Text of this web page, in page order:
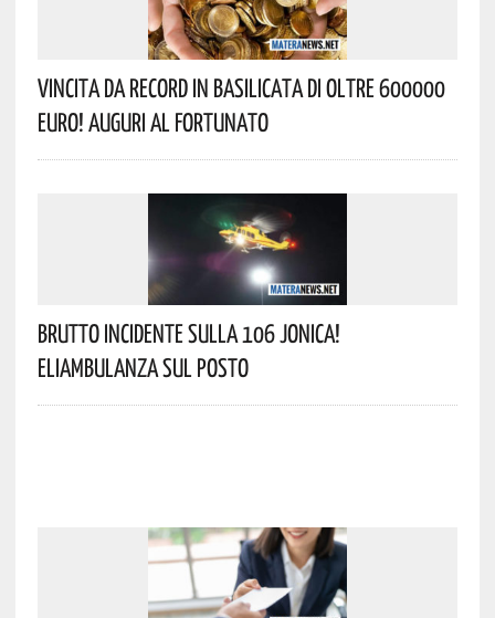
Vincita Da Record In Basilicata Di Oltre 600000
Euro! Auguri Al Fortunato
Brutto Incidente Sulla 106 Jonica!
Eliambulanza Sul Posto